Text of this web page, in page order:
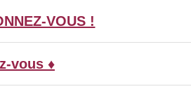
VOUS !
vous ♦